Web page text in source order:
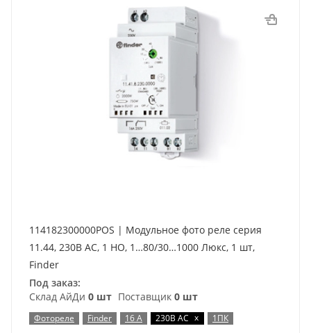
114182300000POS | Модульное фото реле серия
11.44, 230В AC, 1 НО, 1…80/30…1000 Люкс, 1 шт,
Finder
Под заказ:
Склад АйДи 0 шт Поставщик 0 шт
Фотореле Finder 16 А 230В AC x 1ПК